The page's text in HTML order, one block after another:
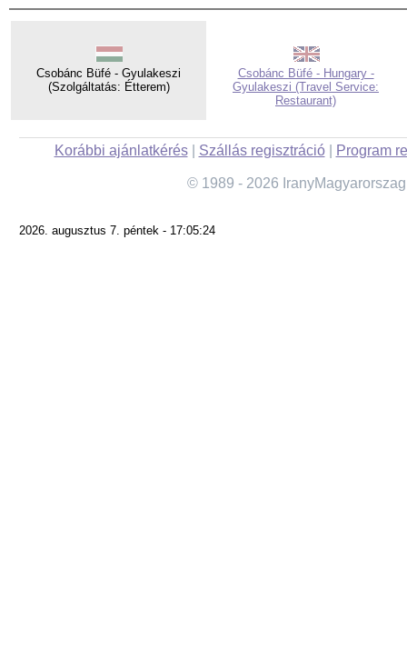
Csobánc Büfé - Gyulakeszi
(Szolgáltatás: Étterem)
Csobánc Büfé - Hungary -
Gyulakeszi (Travel Service:
Restaurant)
Korábbi ajánlatkérés| Szállás regisztráció| Program
© 1989 - 2026
2026. augusztus 7. péntek - 17:05:24